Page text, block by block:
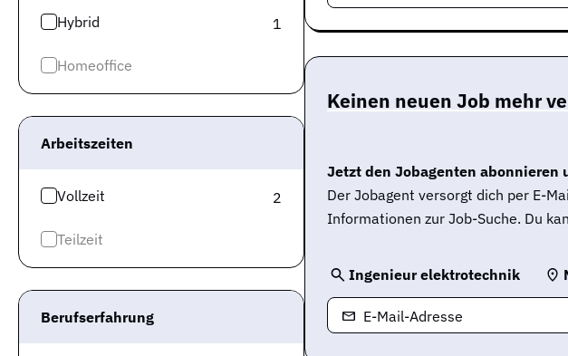
Hybrid 1
Homeoffice
Arbeitszeiten
Vollzeit 2
Teilzeit
Berufserfahrung
Keinen neuen Job mehr
Jetzt den Jobagenten abonnieren
Der Jobagent versorgt dich per E-
Informationen zur Job-Suche. Du
Ingenieur elektrotechnik
E-Mail-Adresse